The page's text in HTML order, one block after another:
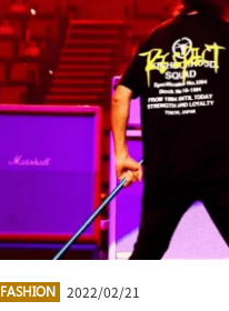
FASHION 2022/02/21